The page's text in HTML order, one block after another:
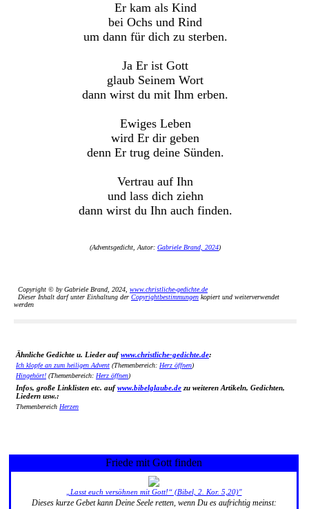
Er kam als Kind
bei Ochs und Rind
um dann für dich zu sterben.
Ja Er ist Gott
glaub Seinem Wort
dann wirst du mit Ihm erben.
Ewiges Leben
wird Er dir geben
denn Er trug deine Sünden.
Vertrau auf Ihn
und lass dich ziehn
dann wirst du Ihn auch finden.
(Adventsgedicht, Autor: Gabriele Brand, 2024)
Copyright © by Gabriele Brand, 2024, www.christliche-gedichte.de
Dieser Inhalt darf unter Einhaltung der Copyrightbestimmungen kopiert und weiterverwendet
werden
Ähnliche Gedichte u. Lieder aufwww.christliche-gedichte.de:
Ich klopfe an zum heiligen Advent (Themenbereich: Herz öffnen)
Hingehört! (Themenbereich: Herz öffnen)
Infos, große Linklisten etc. aufwww.bibelglaube.de zu weiteren Artikeln, Gedichten,
Liedern usw.:
Themenbereich Herzen
Friede mit Gott finden
„Lasst euch versöhnen mit Gott!“ (Bibel, 2. Kor. 5,20)"
Dieses kurze Gebet kann Deine Seele retten, wenn Du es aufrichtig meinst: